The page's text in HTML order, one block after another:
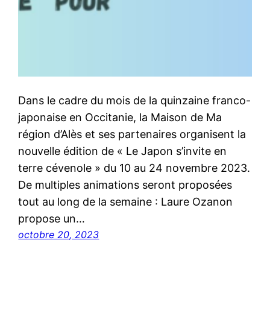
Dans le cadre du mois de la quinzaine franco-
japonaise en Occitanie, la Maison de Ma
région d’Alès et ses partenaires organisent la
nouvelle édition de « Le Japon s’invite en
terre cévenole » du 10 au 24 novembre 2023.
De multiples animations seront proposées
tout au long de la semaine : Laure Ozanon
propose un…
octobre 20, 2023